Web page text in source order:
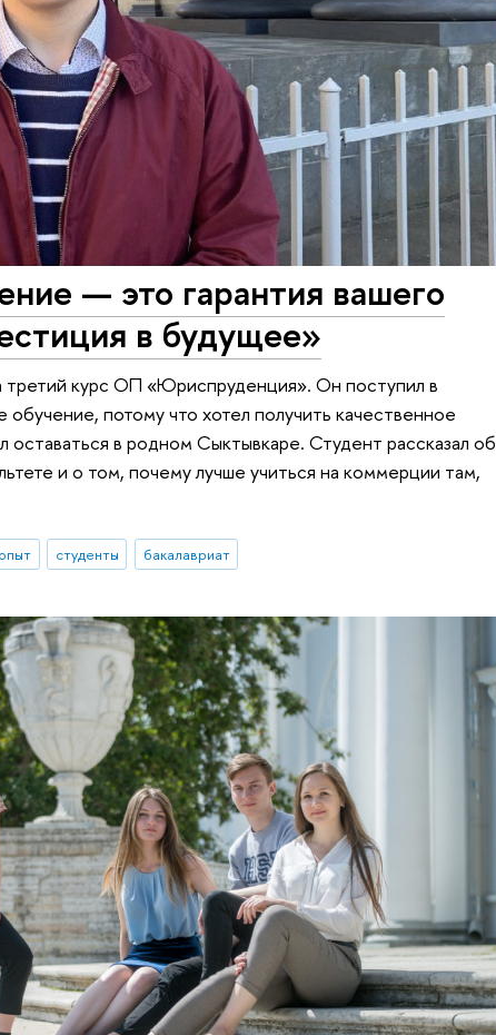
— это гарантия вашего
в будущее»
курс ОП «Юриспруденция». Он поступил в
потому что хотел получить качественное
оставаться в родном Сыктывкаре. Студент рассказал об
и о том, почему лучше учиться на коммерции там,
студенты бакалавриат